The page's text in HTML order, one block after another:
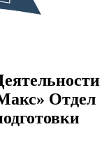
Отдел